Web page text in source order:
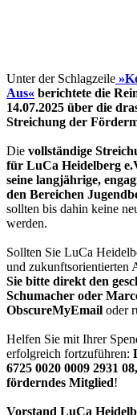
Unter der Schlagzeile
Aus« berichtete die
14.07.2025 über die
Streichung der
Die vollständige
für LuCa Heidelberg
seine langjährige,
den Bereichen
sollten bis dahin keine
werden.
Sollten Sie LuCa
und zukunftsorientierten
Sie bitte direkt den
Schumacher oder
ObscureMyEmail oder
Helfen Sie mit Ihrer
erfolgreich fortzuführen:
6725 0020 0009 2931 08,
förderndes Mitglied!
Vorstand LuCa